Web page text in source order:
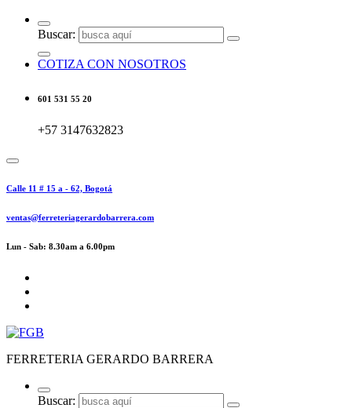
Buscar:
COTIZA CON NOSOTROS
601 531 55 20
+57 3147632823
Calle 11 # 15 a - 62, Bogotá
ventas@ferreteriagerardobarrera.com
Lun - Sab: 8.30am a 6.00pm
FERRETERIA GERARDO BARRERA
Buscar: